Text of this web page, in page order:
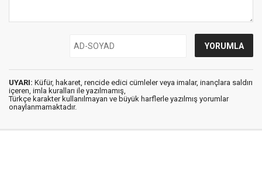
UYARI: Küfür, hakaret, rencide edici cümleler veya imalar, inançlara saldırı
içeren, imla kuralları ile yazılmamış,
Türkçe karakter kullanılmayan ve büyük harflerle yazılmış yorumlar
onaylanmamaktadır.